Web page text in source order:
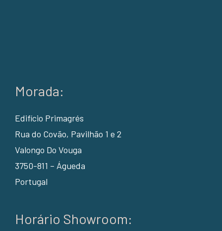
Morada:
Edifício Primagrés
Rua do Covão, Pavilhão 1 e 2
Valongo Do Vouga
3750-811 – Águeda
Portugal
Horário Showroom: